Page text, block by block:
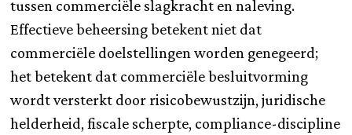
tussen commerciële slagkracht en naleving.
Effectieve beheersing betekent niet dat
commerciële doelstellingen worden genegeerd;
het betekent dat commerciële besluitvorming
wordt versterkt door risicobewustzijn, juridische
helderheid, fiscale scherpte, compliance-discipline